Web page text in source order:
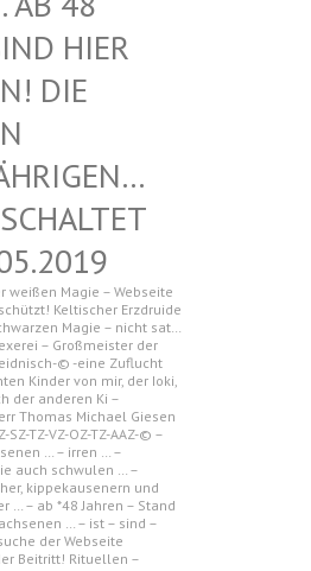
BITTE G
LASSEN!
weißen Magie – Webseite
Keltischer Erzdruide
Magie – nicht sat…
– Großmeister der
© -eine Zuflucht
Kinder von mir, der Ioki,
der anderen Ki –
Thomas Michael Giesen
SZ-TZ-VZ-OZ-TZ-AAZ-© –
… – irren … –
auch schwulen … –
kippekausenern und
… – ab *48 Jahren – Stand
… – ist – sind –
der Webseite
Beitritt! Rituellen –